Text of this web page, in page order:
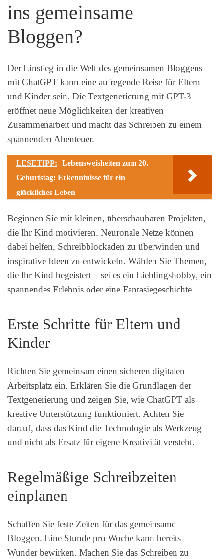
ins gemeinsame
Bloggen?
Der Einstieg in die Welt des gemeinsamen Bloggens
mit ChatGPT kann eine aufregende Reise für Eltern
und Kinder sein. Die Textgenerierung mit GPT-3
eröffnet neue Möglichkeiten der kreativen
Zusammenarbeit und macht das Schreiben zu einem
spannenden Abenteuer.
LESETIPP:
Lebensweisheiten zum 20.
Geburtstag: Erkenntnisse für ein
glückliches Leben
Beginnen Sie mit kleinen, überschaubaren Projekten,
die Ihr Kind motivieren. Neuronale Netze können
dabei helfen, Schreibblockaden zu überwinden und
inspirative Ideen zu entwickeln. Wählen Sie Themen,
die Ihr Kind begeistert – sei es ein Lieblingshobby, ein
spannendes Erlebnis oder eine Fantasiegeschichte.
Erste Schritte für Eltern und
Kinder
Richten Sie gemeinsam einen sicheren digitalen
Arbeitsplatz ein. Erklären Sie die Grundlagen der
Textgenerierung und zeigen Sie, wie ChatGPT als
kreative Unterstützung funktioniert. Achten Sie
darauf, dass das Kind die Technologie als Werkzeug
und nicht als Ersatz für eigene Kreativität versteht.
Regelmäßige Schreibzeiten
einplanen
Schaffen Sie feste Zeiten für das gemeinsame
Bloggen. Eine Stunde pro Woche kann bereits
Wunder bewirken. Machen Sie das Schreiben zu